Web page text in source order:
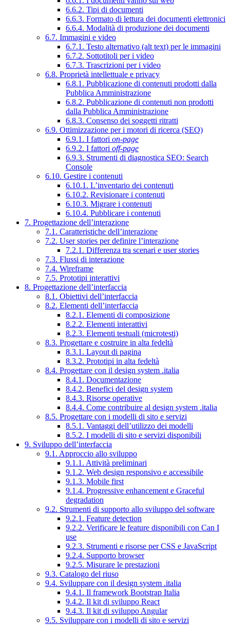
6.6.2. Tipi di documenti
6.6.3. Formato di lettura dei documenti elettronici
6.6.4. Modalità di produzione dei documenti
6.7. Immagini e video
6.7.1. Testo alternativo (alt text) per le immagini
6.7.2. Sottotitoli per i video
6.7.3. Trascrizioni per i video
6.8. Proprietà intellettuale e privacy
6.8.1. Pubblicazione di contenuti prodotti dalla
Pubblica Amministrazione
6.8.2. Pubblicazione di contenuti non prodotti
dalla Pubblica Amministrazione
6.8.3. Consenso dei soggetti ritratti
6.9. Ottimizzazione per i motori di ricerca (SEO)
6.9.1. I fattori on-page
6.9.2. I fattori off-page
6.9.3. Strumenti di diagnostica SEO: Search
Console
6.10. Gestire i contenuti
6.10.1. L’inventario dei contenuti
6.10.2. Revisionare i contenuti
6.10.3. Migrare i contenuti
6.10.4. Pubblicare i contenuti
7. Progettazione dell’interazione
7.1. Caratteristiche dell’interazione
7.2. User stories per definire l’interazione
7.2.1. Differenza tra scenari e user stories
7.3. Flussi di interazione
7.4. Wireframe
7.5. Prototipi interattivi
8. Progettazione dell’interfaccia
8.1. Obiettivi dell’interfaccia
8.2. Elementi dell’interfaccia
8.2.1. Elementi di composizione
8.2.2. Elementi interattivi
8.2.3. Elementi testuali (microtesti)
8.3. Progettare e costruire in alta fedeltà
8.3.1. Layout di pagina
8.3.2. Prototipi in alta fedeltà
8.4. Progettare con il design system .italia
8.4.1. Documentazione
8.4.2. Benefici del design system
8.4.3. Risorse operative
8.4.4. Come contribuire al design system .italia
8.5. Progettare con i modelli di sito e servizi
8.5.1. Vantaggi dell’utilizzo dei modelli
8.5.2. I modelli di sito e servizi disponibili
9. Sviluppo dell’interfaccia
9.1. Approccio allo sviluppo
9.1.1. Attività preliminari
9.1.2. Web design responsivo e accessibile
9.1.3. Mobile first
9.1.4. Progressive enhancement e Graceful
degradation
9.2. Strumenti di supporto allo sviluppo del software
9.2.1. Feature detection
9.2.2. Verificare le feature disponibili con Can I
use
9.2.3. Strumenti e risorse per CSS e JavaScript
9.2.4. Supporto browser
9.2.5. Misurare le prestazioni
9.3. Catalogo del riuso
9.4. Sviluppare con il design system .italia
9.4.1. Il framework Bootstrap Italia
9.4.2. Il kit di sviluppo React
9.4.3. Il kit di sviluppo Angular
9.5. Sviluppare con i modelli di sito e servizi